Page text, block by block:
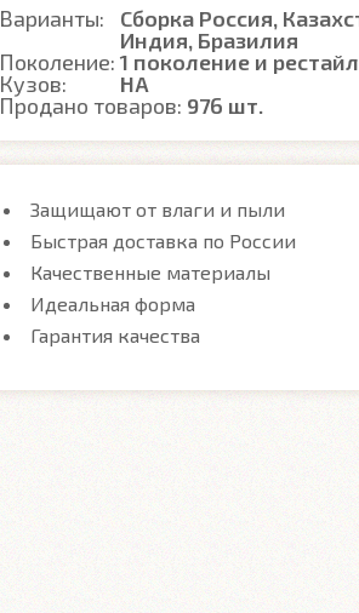
Варианты:
Сборка Россия,
Индия, Бразилия
Поколение: 1 поколение и
Кузов:
HA
Продано товаров: 976 шт.
Защищают от влаги и пыли
Быстрая доставка по России
Качественные материалы
Идеальная форма
Гарантия качества